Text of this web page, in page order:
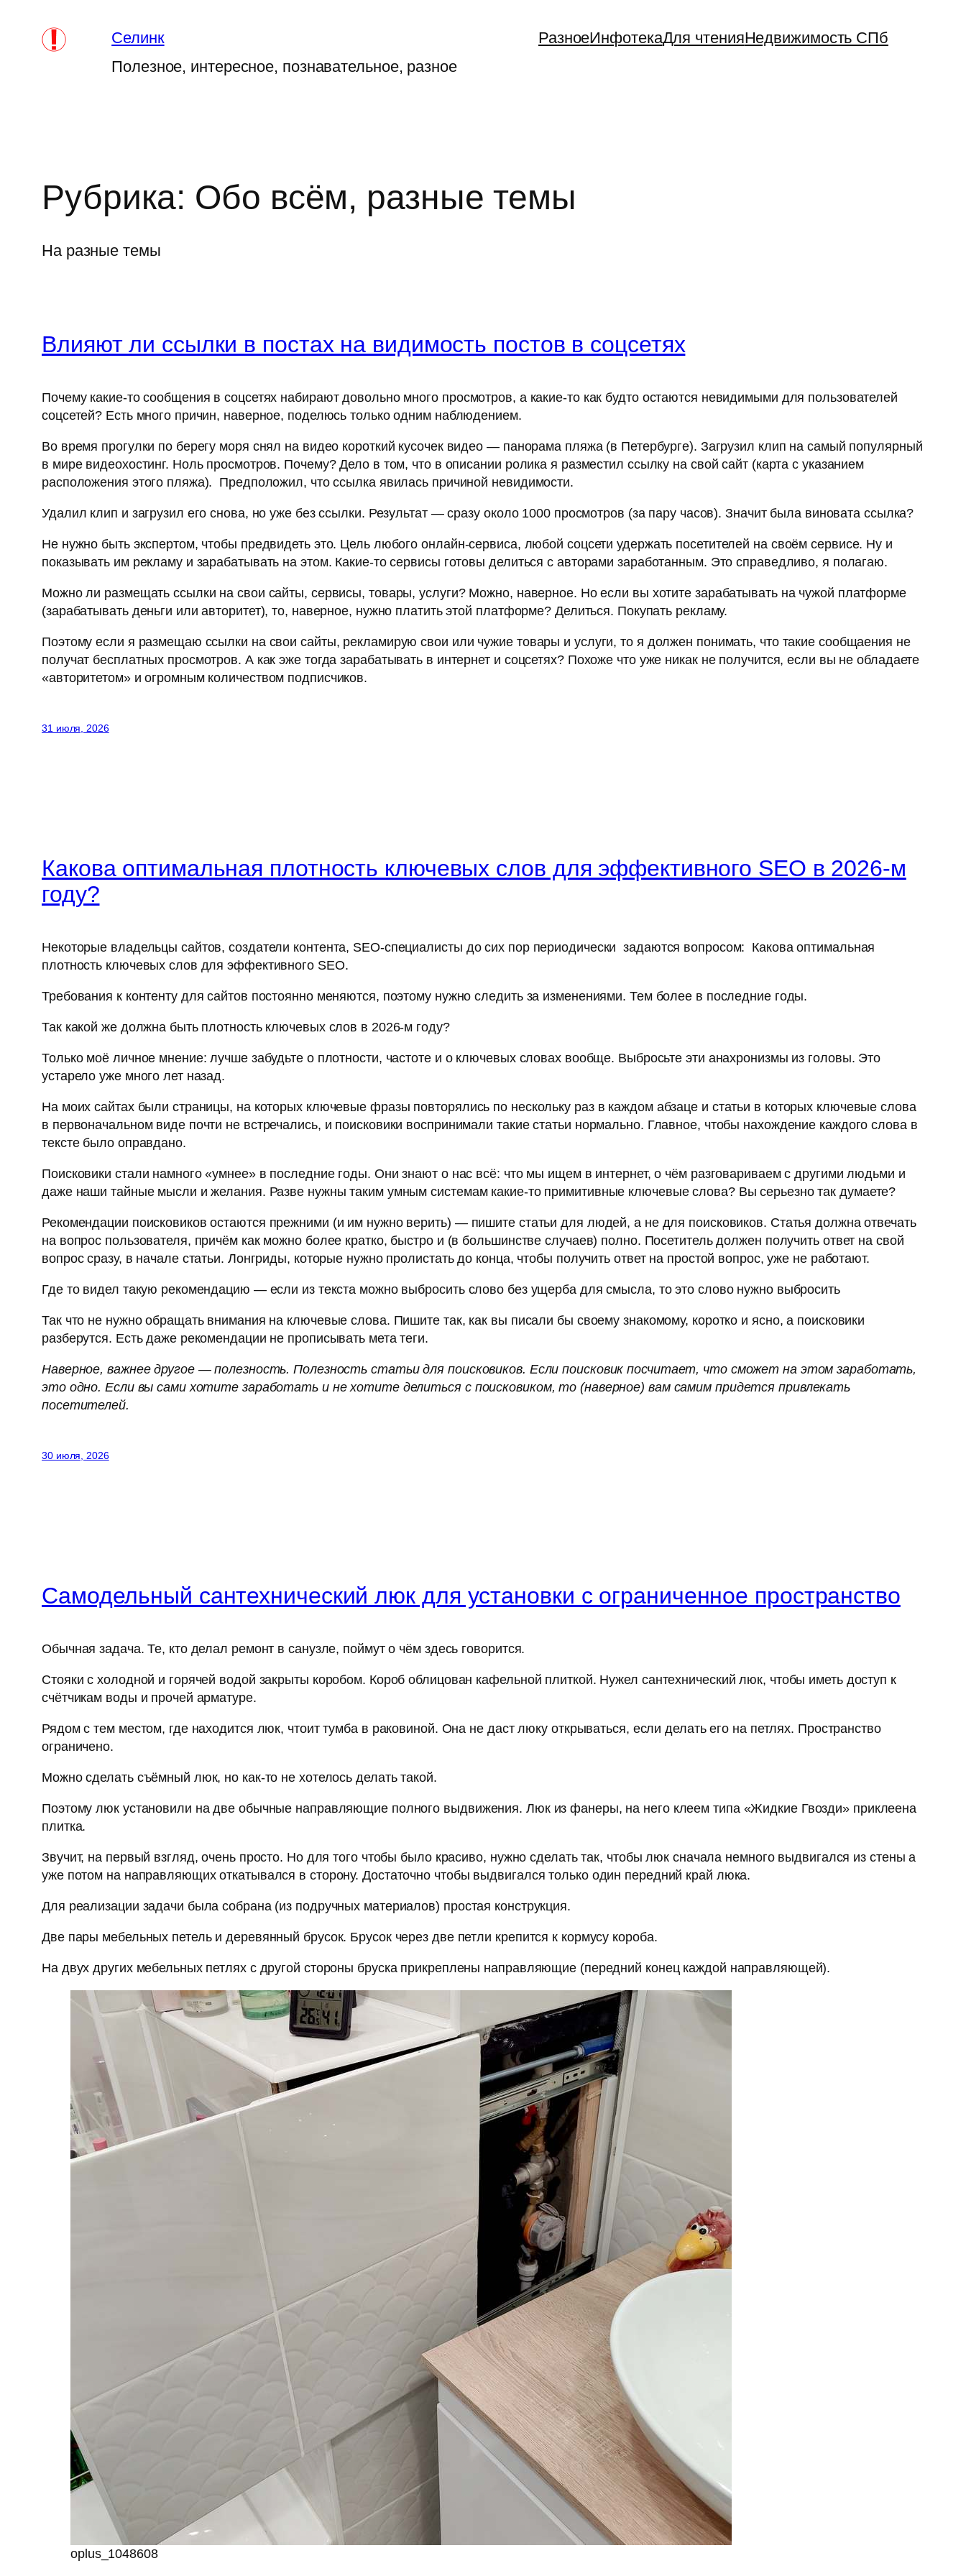
Селинк
Полезное, интересное, познавательное, разное
РазноеИнфотекаДля чтенияНедвижимость СПб
Рубрика: Обо всём, разные темы
На разные темы
Влияют ли ссылки в постах на видимость постов в соцсетях
Почему какие-то сообщения в соцсетях набирают довольно много просмотров, а какие-то как будто остаются невидимыми для пользователей
соцсетей? Есть много причин, наверное, поделюсь только одним наблюдением.
Во время прогулки по берегу моря снял на видео короткий кусочек видео — панорама пляжа (в Петербурге). Загрузил клип на самый популярный
в мире видеохостинг. Ноль просмотров. Почему? Дело в том, что в описании ролика я разместил ссылку на свой сайт (карта с указанием
расположения этого пляжа). Предположил, что ссылка явилась причиной невидимости.
Удалил клип и загрузил его снова, но уже без ссылки. Результат — сразу около 1000 просмотров (за пару часов). Значит была виновата ссылка?
Не нужно быть экспертом, чтобы предвидеть это. Цель любого онлайн-сервиса, любой соцсети удержать посетителей на своём сервисе. Ну и
показывать им рекламу и зарабатывать на этом. Какие-то сервисы готовы делиться с авторами заработанным. Это справедливо, я полагаю.
Можно ли размещать ссылки на свои сайты, сервисы, товары, услуги? Можно, наверное. Но если вы хотите зарабатывать на чужой платформе
(зарабатывать деньги или авторитет), то, наверное, нужно платить этой платформе? Делиться. Покупать рекламу.
Поэтому если я размещаю ссылки на свои сайты, рекламирую свои или чужие товары и услуги, то я должен понимать, что такие сообщаения не
получат бесплатных просмотров. А как эже тогда зарабатывать в интернет и соцсетях? Похоже что уже никак не получится, если вы не обладаете
«авторитетом» и огромным количеством подписчиков.
31 июля, 2026
Какова оптимальная плотность ключевых слов для эффективного SEO в 2026-м
году?
Некоторые владельцы сайтов, создатели контента, SEO-специалисты до сих пор периодически задаются вопросом: Какова оптимальная
плотность ключевых слов для эффективного SEO.
Требования к контенту для сайтов постоянно меняются, поэтому нужно следить за изменениями. Тем более в последние годы.
Так какой же должна быть плотность ключевых слов в 2026-м году?
Только моё личное мнение: лучше забудьте о плотности, частоте и о ключевых словах вообще. Выбросьте эти анахронизмы из головы. Это
устарело уже много лет назад.
На моих сайтах были страницы, на которых ключевые фразы повторялись по нескольку раз в каждом абзаце и статьи в которых ключевые слова
в первоначальном виде почти не встречались, и поисковики воспринимали такие статьи нормально. Главное, чтобы нахождение каждого слова в
тексте было оправдано.
Поисковики стали намного «умнее» в последние годы. Они знают о нас всё: что мы ищем в интернет, о чём разговариваем с другими людьми и
даже наши тайные мысли и желания. Разве нужны таким умным системам какие-то примитивные ключевые слова? Вы серьезно так думаете?
Рекомендации поисковиков остаются прежними (и им нужно верить) — пишите статьи для людей, а не для поисковиков. Статья должна отвечать
на вопрос пользователя, причём как можно более кратко, быстро и (в большинстве случаев) полно. Посетитель должен получить ответ на свой
вопрос сразу, в начале статьи. Лонгриды, которые нужно пролистать до конца, чтобы получить ответ на простой вопрос, уже не работают.
Где то видел такую рекомендацию — если из текста можно выбросить слово без ущерба для смысла, то это слово нужно выбросить
Так что не нужно обращать внимания на ключевые слова. Пишите так, как вы писали бы своему знакомому, коротко и ясно, а поисковики
разберутся. Есть даже рекомендации не прописывать мета теги.
Наверное, важнее другое — полезность. Полезность статьи для поисковиков. Если поисковик посчитает, что сможет на этом заработать,
это одно. Если вы сами хотите заработать и не хотите делиться с поисковиком, то (наверное) вам самим придется привлекать
посетителей.
30 июля, 2026
Самодельный сантехнический люк для установки с ограниченное пространство
Обычная задача. Те, кто делал ремонт в санузле, поймут о чём здесь говорится.
Стояки с холодной и горячей водой закрыты коробом. Короб облицован кафельной плиткой. Нужел сантехнический люк, чтобы иметь доступ к
счётчикам воды и прочей арматуре.
Рядом с тем местом, где находится люк, чтоит тумба в раковиной. Она не даст люку открываться, если делать его на петлях. Пространство
ограничено.
Можно сделать съёмный люк, но как-то не хотелось делать такой.
Поэтому люк установили на две обычные направляющие полного выдвижения. Люк из фанеры, на него клеем типа «Жидкие Гвозди» приклеена
плитка.
Звучит, на первый взгляд, очень просто. Но для того чтобы было красиво, нужно сделать так, чтобы люк сначала немного выдвигался из стены а
уже потом на направляющих откатывался в сторону. Достаточно чтобы выдвигался только один передний край люка.
Для реализации задачи была собрана (из подручных материалов) простая конструкция.
Две пары мебельных петель и деревянный брусок. Брусок через две петли крепится к кормусу короба.
На двух других мебельных петлях с другой стороны бруска прикреплены направляющие (передний конец каждой направляющей).
oplus_1048608